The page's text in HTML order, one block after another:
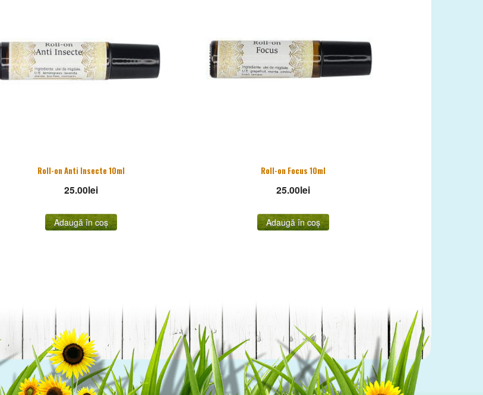
Roll-on Anti Insecte 10ml
25.00lei
Adaugă în coș
Roll-on Focus 10ml
25.00lei
Adaugă în coș